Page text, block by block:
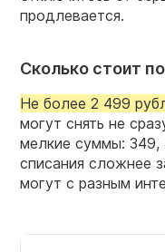
продлевается.
Сколько стоит
Не более 2 499
могут снять не
мелкие суммы: 349,
списания сложнее
могут с разным